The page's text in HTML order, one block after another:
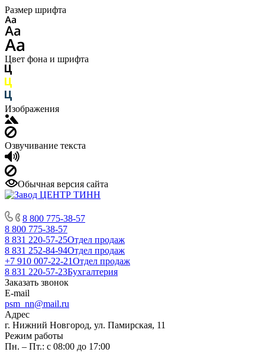
Размер шрифта
Цвет фона и шрифта
Изображения
Озвучивание текста
Обычная версия сайта
8 800 775-38-57
8 800 775-38-57
8 831 220-57-25Отдел продаж
8 831 252-84-94Отдел продаж
+7 910 007-22-21Отдел продаж
8 831 220-57-23Бухгалтерия
Заказать звонок
E-mail
psm_nn@mail.ru
Адрес
г. Нижний Новгород, ул. Памирская, 11
Режим работы
Пн. – Пт.: с 08:00 до 17:00